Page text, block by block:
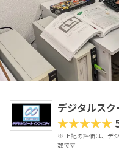
デジタルス
★★★★★
※ 上記の評価は、デ
数です